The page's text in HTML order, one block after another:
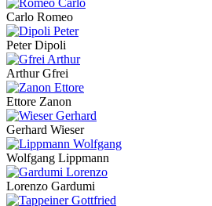
Carlo Romeo
Peter Dipoli
Arthur Gfrei
Ettore Zanon
Gerhard Wieser
Wolfgang Lippmann
Lorenzo Gardumi